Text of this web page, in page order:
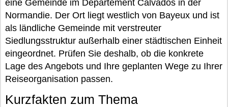
eine Gemeinde im Département Calvados in der
Normandie. Der Ort liegt westlich von Bayeux und ist
als ländliche Gemeinde mit verstreuter
Siedlungsstruktur außerhalb einer städtischen Einheit
eingeordnet. Prüfen Sie deshalb, ob die konkrete
Lage des Angebots und Ihre geplanten Wege zu Ihrer
Reiseorganisation passen.
Kurzfakten zum Thema